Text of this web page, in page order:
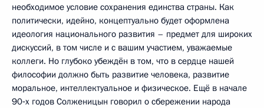
необходимое условие сохранения единства страны. Как
политически, идейно, концептуально будет оформлена
идеология национального развития – предмет для широких
дискуссий, в том числе и с вашим участием, уважаемые
коллеги. Но глубоко убеждён в том, что в сердце нашей
философии должно быть развитие человека, развитие
моральное, интеллектуальное и физическое. Ещё в начале
90‑х годов Солженицын говорил о сбережении народа